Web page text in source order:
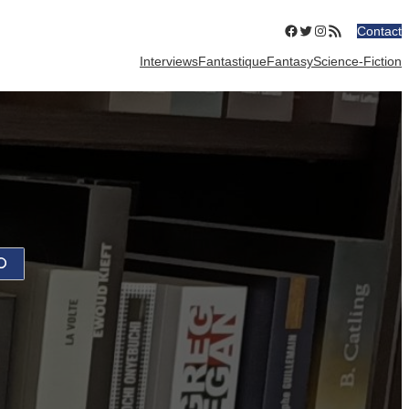
Facebook
Twitter
Instagram
Flux RSSContact
InterviewsFantastiqueFantasyScience-Fiction